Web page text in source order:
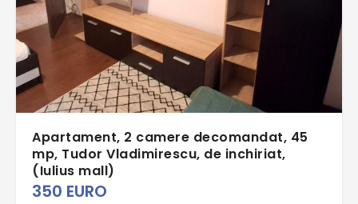
Apartament, 2 camere decomandat, 45
mp, Tudor Vladimirescu, de inchiriat,
(Iulius mall)
350 EURO